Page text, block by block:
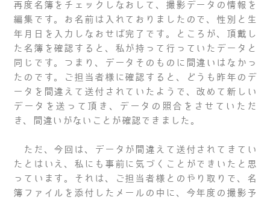
再度名簿をチェックしなおして、撮影データの情報を
編集です。お名前は入れておりましたので、性別と生
年月日を入力しなおせば完了です。ところが、頂戴し
た名簿を確認すると、私が持って行っていたデータと
同じです。つまり、データそのものに間違いはなかっ
たのです。ご担当者様に確認すると、どうも昨年のデ
ータを間違えて送付されていたようで、改めて新しい
データを送って頂き、データの照合をさせていただ
き、間違いがないことが確認できました。
ただ、今回は、データが間違えて送付されてきてい
たとはいえ、私にも事前に気づくことができいたと思
っています。それは、ご担当者様とのやり取りで、名
簿ファイルを添付したメールの中に、今年度の撮影予